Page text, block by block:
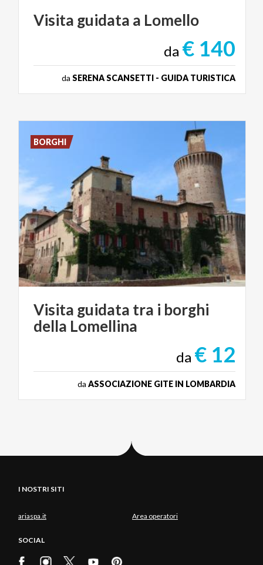
Visita guidata a Lomello
da € 140
da SERENA SCANSETTI - GUIDA TURISTICA
Visita guidata tra i borghi
della Lomellina
da € 12
da ASSOCIAZIONE GITE IN LOMBARDIA
BORGHI
I NOSTRI SITI
ariaspa.it Area operatori
SOCIAL